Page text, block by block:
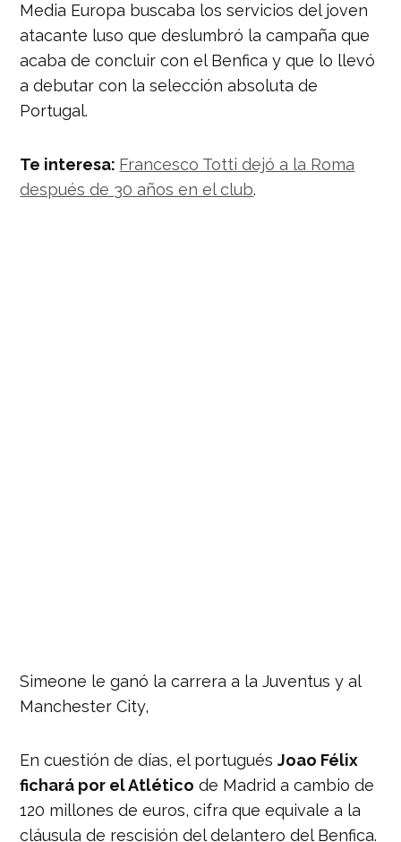
Media Europa buscaba los servicios del joven
atacante luso que deslumbró la campaña que
acaba de concluir con el Benfica y que lo llevó
a debutar con la selección absoluta de
Portugal.
Te interesa: Francesco Totti dejó a la Roma
después de 30 años en el club.
Simeone le ganó la carrera a la Juventus y al
Manchester City,
En cuestión de días, el portuguésJoao Félix
fichará por el Atlético de Madrid a cambio de
120 millones de euros, cifra que equivale a la
cláusula de rescisión del delantero del Benfica.